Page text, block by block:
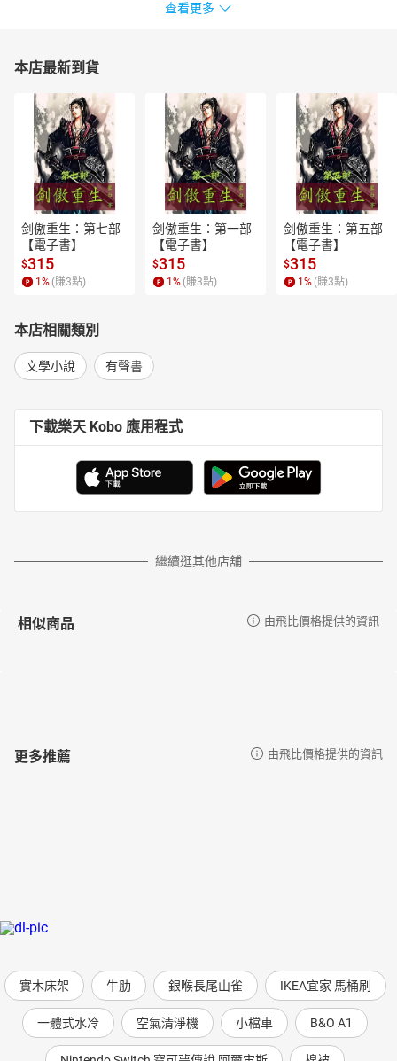
輯四 不必擔憂：〈接受歲月自然的變化〉、〈關於生命中的那些
-----------------
錄製單位：鏡好聽團隊
【作者/主播簡介】
彭樹君
東吳大學中文系畢業。
二十三歲出版第一本短篇小說集《薔薇歲月》，至今共有近六十本
著作，包括短篇小說集、小小說集、散文集、筆記書、電影小說、
電視小說、人物採訪集，並以「朵朵」為筆名，出版《朵朵小語》
系列。
寫作的養分來自於閱讀、音樂、電影、旅行、蒔花弄草、觀察人生
文筆清麗細膩，對於種種人生況味往往深入幽微，尤其擅長描寫女
曾經主編報紙文學版面二十餘年，目前專事寫作，並開設「朵朵寫
有「彭樹君」與「朵朵小語」兩個臉書粉絲專頁，並有「朵朵寫作
坊」臉書社團，以及「朵朵_彭樹君」Instagram專頁。
查看更多
本店最新到貨
剑傲重生：第七部
【電子書】
$315
1 % (賺3點)
剑傲重生：第一部
【電子書】
$315
1 % (賺3點)
剑傲重生：第五部
【電子書】
$315
1 % (賺3點)
本店相關類別
文學小說 有聲書
下載樂天 Kobo 應用程式
繼續逛其他店舖
相似商品 由飛比價格提供的資訊
更多推薦 由飛比價格提供的資訊
實木床架 牛肋 銀喉長尾山雀 IKEA宜家 馬桶刷
一體式水冷 空氣清淨機 小檔車 B&O A1